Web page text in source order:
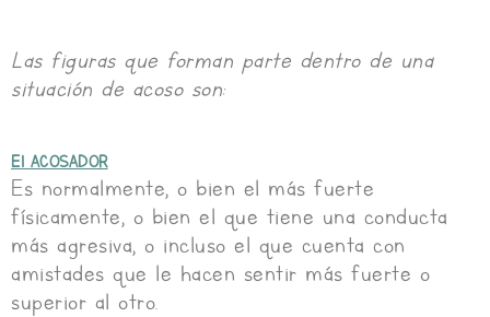
Las figuras que forman parte dentro de una
situación de acoso son:
El ACOSADOR
Es normalmente, o bien el más fuerte
físicamente, o bien el que tiene una conducta
más agresiva, o incluso el que cuenta con
amistades que le hacen sentir más fuerte o
superior al otro.